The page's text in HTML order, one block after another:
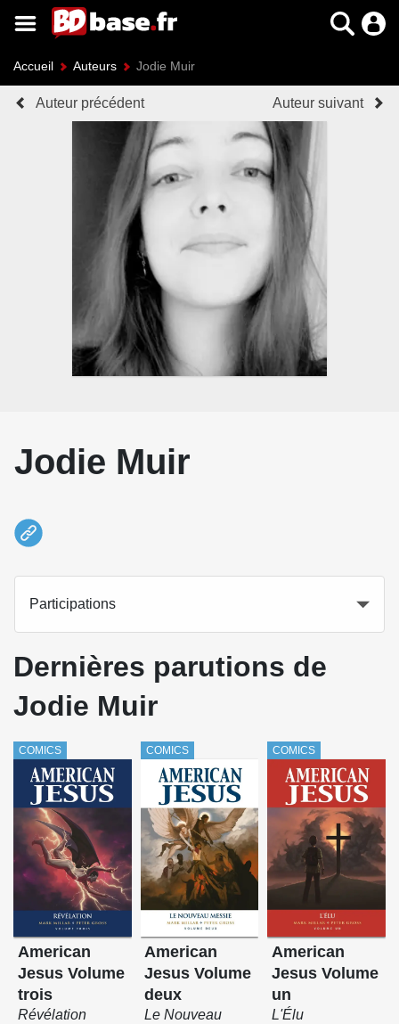
Accueil Auteurs Jodie Muir
Auteur précédent Auteur suivant
Jodie Muir
Participations
Dernières parutions de
Jodie Muir
COMICS
American
Jesus Volume
trois
Révélation
COMICS
American
Jesus Volume
deux
Le Nouveau
COMICS
American
Jesus Volume
un
L'Élu